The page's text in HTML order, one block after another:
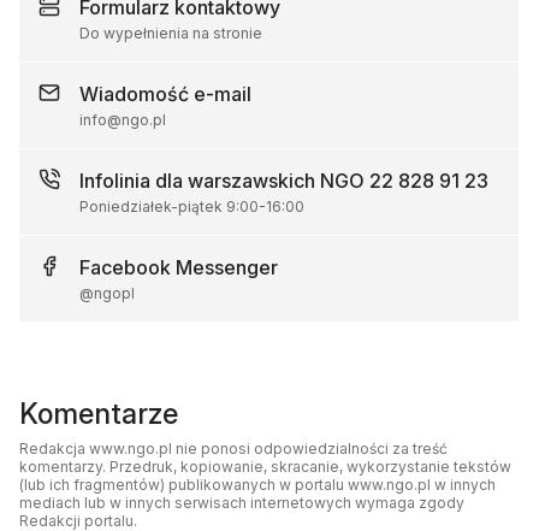
Formularz kontaktowy
Do wypełnienia na stronie
Wiadomość e-mail
info@ngo.pl
Infolinia dla warszawskich NGO 22 828 91 23
Poniedziałek-piątek 9:00-16:00
Facebook Messenger
@ngopl
Komentarze
Redakcja www.ngo.pl nie ponosi odpowiedzialności za treść
komentarzy. Przedruk, kopiowanie, skracanie, wykorzystanie tekstów
(lub ich fragmentów) publikowanych w portalu www.ngo.pl w innych
mediach lub w innych serwisach internetowych wymaga zgody
Redakcji portalu.